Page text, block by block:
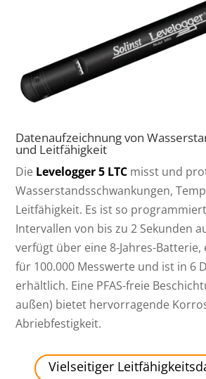
Datenaufzeichnung von
und Leitfähigkeit
Die Levelogger 5 LTC misst und
Wasserstandsschwankungen,
Leitfähigkeit. Es ist so
Intervallen von bis zu 2 Sekunden
verfügt über eine 8-Jahres-Batterie,
für 100.000 Messwerte und ist in 6
erhältlich. Eine PFAS-freie
außen) bietet hervorragende
Abriebfestigkeit.
Vielseitiger